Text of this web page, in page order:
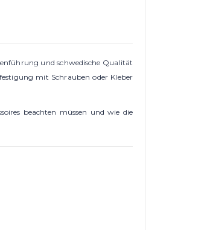
und schwedische Qualität
mit Schrauben oder Kleber
beachten müssen und wie die